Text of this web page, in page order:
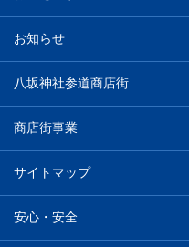
お知らせ
八坂神社参道商店街
商店街事業
サイトマップ
安心・安全